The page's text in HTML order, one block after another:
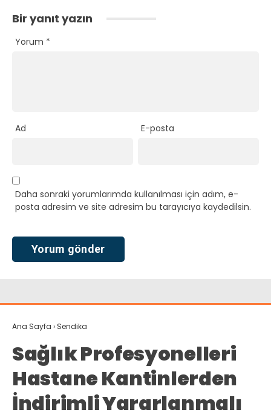
Bir yanıt yazın
Yorum *
Ad E-posta
Daha sonraki yorumlarımda kullanılması için adım, e-
posta adresim ve site adresim bu tarayıcıya kaydedilsin.
Ana Sayfa › Sendika
Sağlık Profesyonelleri
Hastane Kantinlerden
İndirimli Yararlanmalı